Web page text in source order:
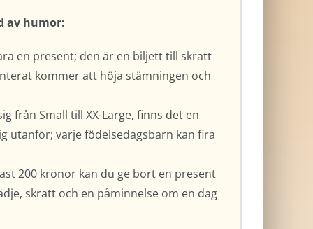
av humor:
en present; den är en biljett till skratt
kommer att höja stämningen och
från Small till XX-Large, finns det en
utanför; varje födelsedagsbarn kan fira
200 kronor kan du ge bort en present
skratt och en påminnelse om en dag